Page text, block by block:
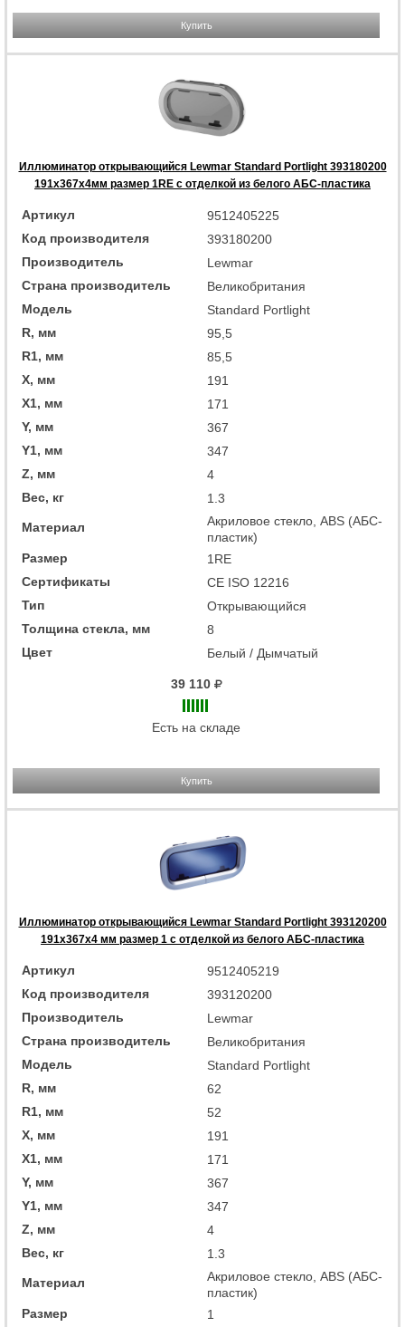
Купить
Иллюминатор открывающийся Lewmar Standard Portlight 393180200
191x367x4мм размер 1RE с отделкой из белого АБС-пластика
Артикул
9512405225
Код производителя
393180200
Производитель
Lewmar
Страна производитель
Великобритания
Модель
Standard Portlight
R, мм
95,5
R1, мм
85,5
X, мм
191
X1, мм
171
Y, мм
367
Y1, мм
347
Z, мм
4
Вес, кг
1.3
Материал
Акриловое стекло, ABS (АБС-
пластик)
Размер
1RE
Сертификаты
CE ISO 12216
Тип
Открывающийся
Толщина стекла, мм
8
Цвет
Белый / Дымчатый
39 110
Есть на складе
Купить
Иллюминатор открывающийся Lewmar Standard Portlight 393120200
191x367x4 мм размер 1 с отделкой из белого АБС-пластика
Артикул
9512405219
Код производителя
393120200
Производитель
Lewmar
Страна производитель
Великобритания
Модель
Standard Portlight
R, мм
62
R1, мм
52
X, мм
191
X1, мм
171
Y, мм
367
Y1, мм
347
Z, мм
4
Вес, кг
1.3
Материал
Акриловое стекло, ABS (АБС-
пластик)
Размер
1